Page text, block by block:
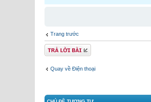
Trang trước
Gửi bài trả lời
Quay về Điện thoại